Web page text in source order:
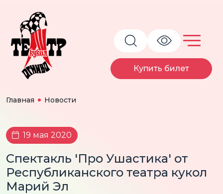
Купить билет
Главная Новости
19 мая 2020
Спектакль 'Про Ушастика' от
Республиканского театра кукол
Марий Эл